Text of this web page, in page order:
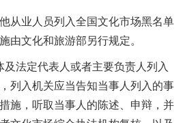
从业人员列入全国文化市场黑名单
由文化和旅游部另行规定。
法定代表人或者主要负责人列入
列入机关应当告知当事人列入的事
施，听取当事人的陈述、申辩，并